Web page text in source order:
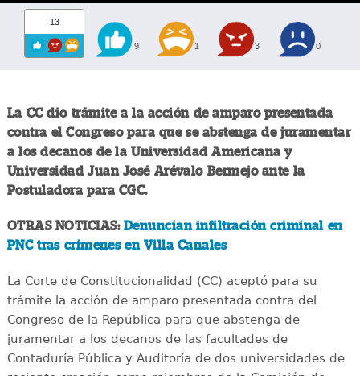
13
9 1 3 0
La CC dio trámite a la acción de amparo presentada
contra el Congreso para que se abstenga de juramentar
a los decanos de la Universidad Americana y
Universidad Juan José Arévalo Bermejo ante la
Postuladora para CGC.
OTRAS NOTICIAS: Denuncian infiltración criminal en
PNC tras crímenes en Villa Canales
La Corte de Constitucionalidad (CC) aceptó para su
trámite la acción de amparo presentada contra del
Congreso de la República para que abstenga de
juramentar a los decanos de las facultades de
Contaduría Pública y Auditoría de dos universidades de